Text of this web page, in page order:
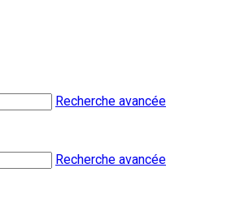
Recherche avancée
Recherche avancée